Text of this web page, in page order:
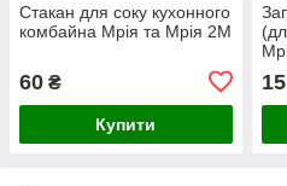
Стакан для соку кухонного
комбайна Мрія та Мрія 2М
60 ₴
Купити
15